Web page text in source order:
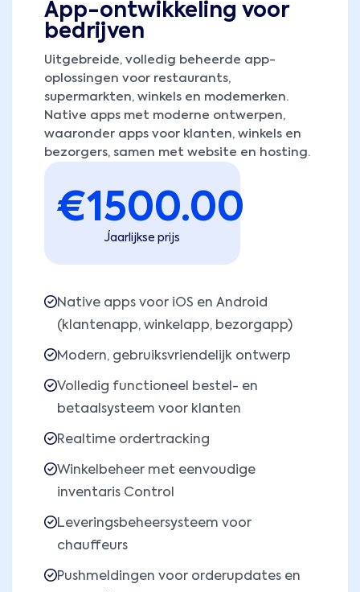
€1500.00
Jaarlijkse prijs
App-ontwikkeling voor
bedrijven
Uitgebreide, volledig beheerde app-
oplossingen voor restaurants,
supermarkten, winkels en modemerken.
Native apps met moderne ontwerpen,
waaronder apps voor klanten, winkels en
bezorgers, samen met website en hosting.
Native apps voor iOS en Android
(klantenapp, winkelapp, bezorgapp)
Modern, gebruiksvriendelijk ontwerp
Volledig functioneel bestel- en
betaalsysteem voor klanten
Realtime ordertracking
Winkelbeheer met eenvoudige
inventaris Control
Leveringsbeheersysteem voor
chauffeurs
Pushmeldingen voor orderupdates en